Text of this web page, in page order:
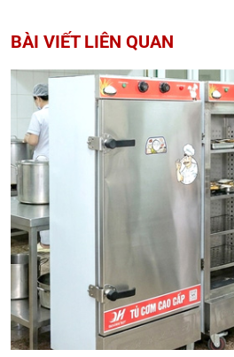
BÀI VIẾT LIÊN QUAN